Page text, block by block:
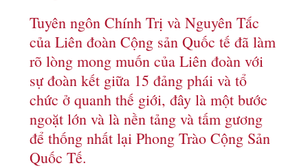
Tuyên ngôn Chính Trị và Nguyên Tắc
của Liên đoàn Cộng sản Quốc tế đã làm
rõ lòng mong muốn của Liên đoàn với
sự đoàn kết giữa 15 đảng phái và tổ
chức ở quanh thế giới, đây là một bước
ngoặt lớn và là nền tảng và tấm gương
để thống nhất lại Phong Trào Cộng Sản
Quốc Tế.